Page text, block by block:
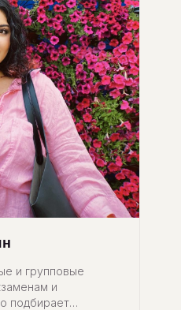
и групповые
и
подбирает